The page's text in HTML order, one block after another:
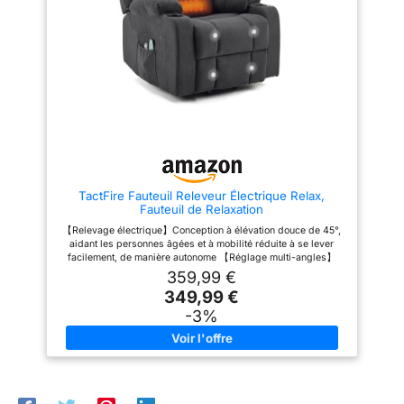
Cuir synthétique de
haute qualité et
rembourrage doux --
Cuir synthétique de
qualité supérieure et
durable, particulièrement
la forme ergonomique
soutiennent votre corps
et vous aident à vous
reposer parfaitement.
une meilleure expérience de
massage, vous pouvez régler la
besoins Entièrement électrique
par télécommande : les
fonctions de relaxation et de
couchage de ce fauteuil de
relaxation électrique peuvent
télécommandes, les livres et les
chauffage intégrée : avec
élément chauffant intégré dans
le dossier pour une détente
optimale ; il peut améliorer les
méridiens du corps, favoriser la
circulation sanguine et rendre le
massage plus agréable et plus
efficace que le fauteuil général
Matériau de rembourrage de
rembourrage est fait de tissu.
La belle surface se caractérise
par une bonne élasticité et un
Il faut généralement le nettoyer
fonction de minuterie vous
offrent une meilleure expérience
de massage. Vous pouvez
régler chaque zone de massage
individuellement. Entièrement
automatique par télécommande
-- Les fonctions de relaxation et
magazines, etc. Matériau de
rembourrage de haute qualité --
composé à 100 % de cuir
synthétique de meilleure
qualité. Il faut généralement le
nettoyer une fois par semaine
avec un chiffon en microfibre.
Les taches sont lavables avec
remarques : L'article est livré
démonté. Livraison en 3 colis.
TactFire Fauteuil Releveur Électrique Relax,
Fauteuil de Relaxation
【Relevage électrique】Conception à élévation douce de 45°,
aidant les personnes âgées et à mobilité réduite à se lever
facilement, de manière autonome 【Réglage multi-angles】
Inclinaison électrique de 90° à 160°, avec repose-pieds
extensible, idéal pour lire, se reposer ou regarder un film
【Massage et chauffage】8 points de massage vibrants +
fonction chauffante, soulageant les douleurs dorsales et la
fatigue musculaire 【Sac de rangemen】Ce fauteuil de
massage relaxant est livré avec un sac de rangement intégré
qui peut être utilisé pour ranger des télécommandes, des
359,99 €
349,99 €
-3%